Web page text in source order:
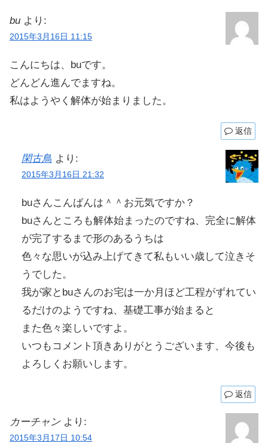
bu より:
2015年3月16日 11:15
こんにちは、buです。
どんどん進んでますね。
私はようやく解体が始まりました。
返信
閑古鳥 より:
2015年3月16日 21:32
buさんこんばんは＾＾お元気ですか？
buさんところも解体始まったのですね、完全に解体
が完了するまで形のあるうちは
色々な思いが込み上げてきて私もいい歳して泣きそ
うでした。
我が家とbuさんのお宅は一か月ほど工程がずれてい
るだけのようですね、基礎工事が始まると
また色々楽しいですよ。
いつもコメント頂きありがとうございます、今後も
よろしくお願いします。
返信
カーチャン より:
2015年3月17日 10:54